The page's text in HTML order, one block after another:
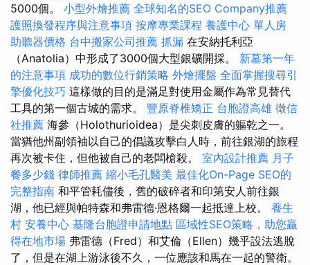
5000個。 小型外燴推薦 全球知名的SEO Company推薦
護照換發程序與注意事項 按摩專業課程 養護中心 單人房
助聽器價格 台中搬家公司推薦 抓漏 在安納托利亞
（Anatolia）中形成了3000個大型銀礦開採。 新墓第一年
的注意事項 成功的數位行銷策略 外燴擺盤 全面掌握搜尋引
擎優化技巧 這樣做的目的是滿足對使用金屬作為常見替代
工具的第一個古城的需求。 豐原脊椎矯正 台胞證高雄 徵信
社推薦 海參（Holothurioidea）是尖刺皮膚的軀乾之一。
當猶他州副領袖以自己的倡議攻擊白人時，前往銀湖的旅程
再次被卡住，但他被自己的老闆槍殺。 室內設計推薦 月子
餐多少錢 律師推薦 縮小毛孔醫美 最佳化On-Page SEO的
完整指南 和平管耗儘後，舊的破碎者和印第安人前往銀
湖，他已經與帕特森和弗雷德·恩格爾一起抵達上校。 養生
村 安養中心 基隆台胞證申請地點 區域性SEO策略，助您贏
得在地市場 弗雷德（Fred）和艾倫（Ellen）幾乎設法逃脫
了，但是在湖上游泳後不久，一位應該和馬在一起的警衛。